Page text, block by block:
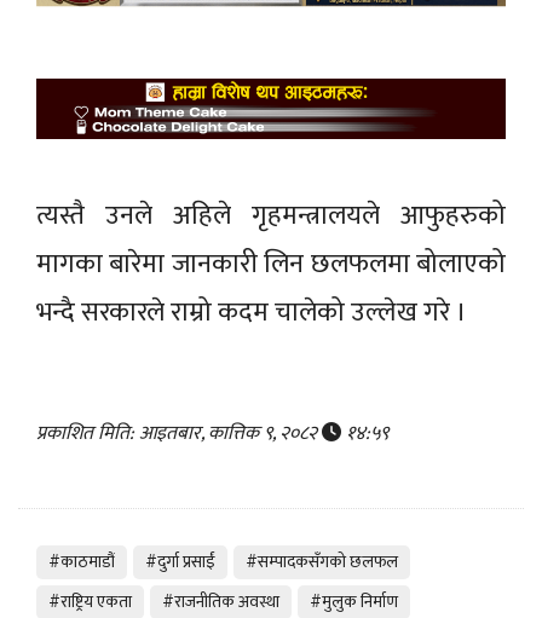
त्यस्तै उनले अहिले गृहमन्त्रालयले आफुहरुको
मागका बारेमा जानकारी लिन छलफलमा बोलाएको
भन्दै सरकारले राम्रो कदम चालेको उल्लेख गरे ।
प्रकाशित मिति: आइतबार, कात्तिक ९, २०८२ १४:५९
#काठमाडौं #दुर्गा प्रसाईं
#सम्पादकसँगको छलफल
#राष्ट्रिय एकता
#राजनीतिक अवस्था
#मुलुक निर्माण